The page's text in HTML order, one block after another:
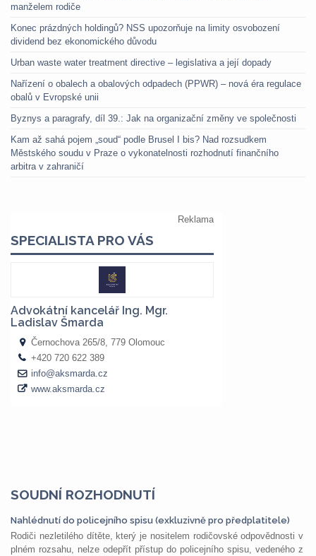
manželem rodiče
Konec prázdných holdingů? NSS upozorňuje na limity osvobození
dividend bez ekonomického důvodu
Urban waste water treatment directive – legislativa a její dopady
Nařízení o obalech a obalových odpadech (PPWR) – nová éra regulace
obalů v Evropské unii
Byznys a paragrafy, díl 39.: Jak na organizační změny ve společnosti
Kam až sahá pojem „soud“ podle Brusel I bis? Nad rozsudkem
Městského soudu v Praze o vykonatelnosti rozhodnutí finančního
arbitra v zahraničí
SOUDNÍ ROZHODNUTÍ
Nahlédnutí do policejního spisu (exkluzivně pro předplatitele)
Rodiči nezletilého dítěte, který je nositelem rodičovské odpovědnosti v
plném rozsahu, nelze odepřít přístup do policejního spisu, vedeného z